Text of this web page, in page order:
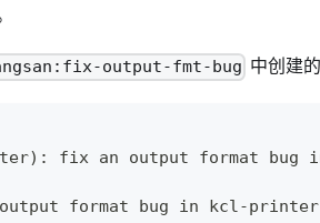
output-fmt-bug 中创建
fix an output format bug
format bug in kcl-